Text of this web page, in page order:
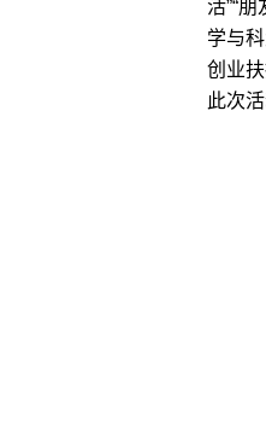
活”“
学与
创业
此次活